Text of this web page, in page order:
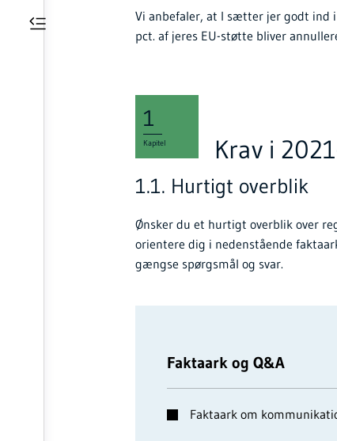
Vi anbefaler, at I sætter jer godt ind
pct. af jeres EU-støtte bliver
Kapitel
1
Krav i
1.1. Hurtigt overblik
Ønsker du et hurtigt overblik over
orientere dig i nedenstående
gængse spørgsmål og svar.
Faktaark og Q&A
Faktaark om